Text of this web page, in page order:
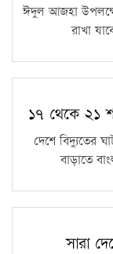
ঈদুল আজহা
রাখা
১৭ থেকে ২১
দেশে বিদ্যুতের
বাড়াতে
সারা